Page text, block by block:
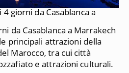
giorni da Casablanca a
da Casablanca a Marrakech
principali attrazioni della
Marocco, tra cui città
e attrazioni culturali.